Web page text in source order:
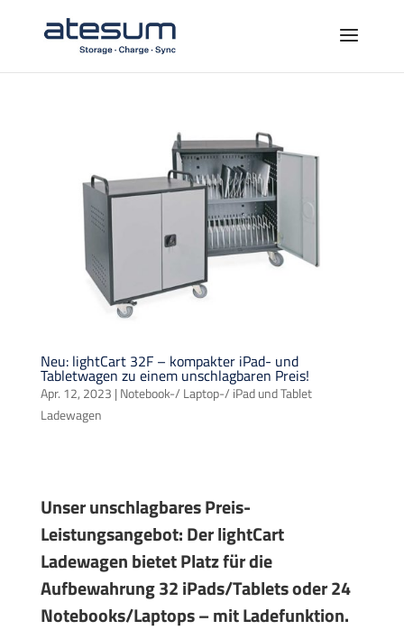
Neu: lightCart 32F – kompakter iPad- und
Tabletwagen zu einem unschlagbaren Preis!
Apr. 12, 2023 | Notebook-/ Laptop-/ iPad und Tablet
Ladewagen
Unser unschlagbares Preis-
Leistungsangebot: Der lightCart
Ladewagen bietet Platz für die
Aufbewahrung 32 iPads/Tablets oder 24
Notebooks/Laptops – mit Ladefunktion.